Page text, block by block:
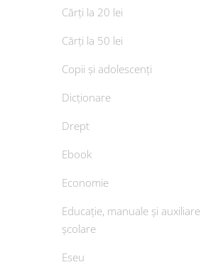
Cărți la 20 lei
Cărți la 50 lei
Copii și adolescenți
Dicționare
Drept
Ebook
Economie
Educație, manuale și auxiliare
școlare
Eseu